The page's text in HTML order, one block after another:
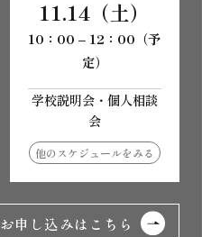
11.14（土）
10：00 – 12：00（予
定）
学校説明会・個人相談
会
他のスケジュールをみる
申し込みはこちら